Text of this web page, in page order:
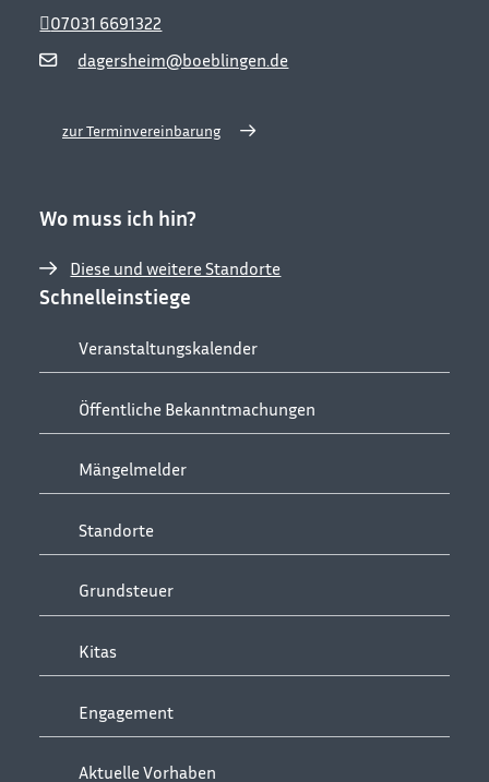
dagersheim@boeblingen.de
07031 6691322
zur Terminvereinbarung
Wo muss ich hin?
Diese und weitere Standorte
Schnelleinstiege
Veranstaltungskalender
Öffentliche Bekanntmachungen
Mängelmelder
Standorte
Grundsteuer
Kitas
Engagement
Aktuelle Vorhaben